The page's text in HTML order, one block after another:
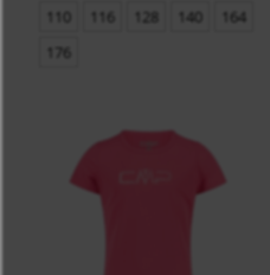
110 116 128 140
164
176